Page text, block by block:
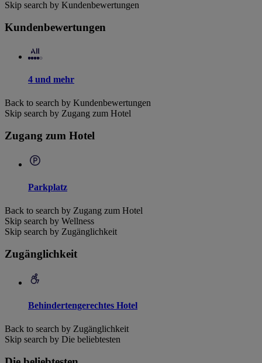
Skip search by Kundenbewertungen
Kundenbewertungen
4 und mehr
Back to search by Kundenbewertungen
Skip search by Zugang zum Hotel
Zugang zum Hotel
Parkplatz
Back to search by Zugang zum Hotel
Skip search by Wellness
Skip search by Zugänglichkeit
Zugänglichkeit
Behindertengerechtes Hotel
Back to search by Zugänglichkeit
Skip search by Die beliebtesten